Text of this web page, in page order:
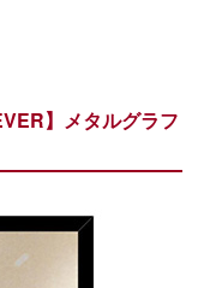
】メタルグラフ